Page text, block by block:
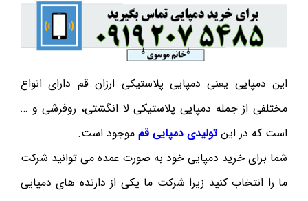
این دمپایی یعنی دمپایی پلاستیکی ارزان قم دارای انواع
مختلفی از جمله دمپایی پلاستیکی لا انگشتی، روفرشی و …
است که در اینتولیدی دمپایی قم موجود است.
شما برای خرید دمپایی خود به صورت عمده می توانید شرکت
ما را انتخاب کنید زیرا شرکت ما یکی از دارنده های دمپایی